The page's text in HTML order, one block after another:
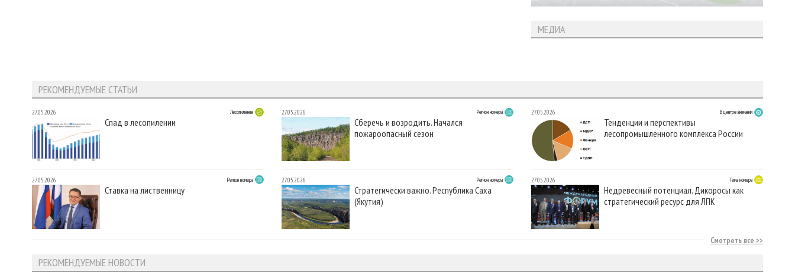
МЕДИА
РЕКОМЕНДУЕМЫЕ СТАТЬИ
27.05.2026 Лесопиление
Спад в лесопилении
27.05.2026 Регион номера
Ставка на лиственницу
27.05.2026 Регион номера
Сберечь и возродить. Начался
пожароопасный сезон
27.05.2026 Регион номера
Стратегически важно. Республика Саха
(Якутия)
27.05.2026 В центре внимания
Тенденции и перспективы
лесопромышленного комплекса России
27.05.2026 Тема номера
Недревесный потенциал. Дикоросы как
стратегический ресурс для ЛПК
Смотреть все
РЕКОМЕНДУЕМЫЕ НОВОСТИ